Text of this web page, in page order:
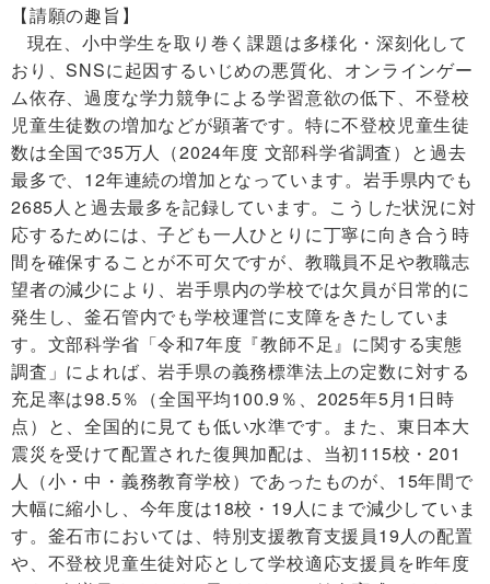
【請願の趣旨】
現在、小中学生を取り巻く課題は多様化・深刻化して
おり、SNSに起因するいじめの悪質化、オンラインゲー
ム依存、過度な学力競争による学習意欲の低下、不登校
児童生徒数の増加などが顕著です。特に不登校児童生徒
数は全国で35万人（2024年度 文部科学省調査）と過去
最多で、12年連続の増加となっています。岩手県内でも
2685人と過去最多を記録しています。こうした状況に対
応するためには、子ども一人ひとりに丁寧に向き合う時
間を確保することが不可欠ですが、教職員不足や教職志
望者の減少により、岩手県内の学校では欠員が日常的に
発生し、釜石管内でも学校運営に支障をきたしていま
す。文部科学省「令和7年度『教師不足』に関する実態
調査」によれば、岩手県の義務標準法上の定数に対する
充足率は98.5％（全国平均100.9％、2025年5月1日時
点）と、全国的に見ても低い水準です。また、東日本大
震災を受けて配置された復興加配は、当初115校・201
人（小・中・義務教育学校）であったものが、15年間で
大幅に縮小し、今年度は18校・19人にまで減少していま
す。釜石市においては、特別支援教育支援員19人の配置
や、不登校児童生徒対応として学校適応支援員を昨年度